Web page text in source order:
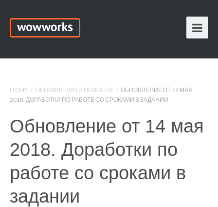
HOME / ОБНОВЛЕНИЯ И НОВОСТИ / ОБНОВЛЕНИЕ ОТ 14 МАЯ
2018. ДОРАБОТКИ ПО РАБОТЕ СО СРОКАМИ В ЗАДАНИИ
Обновление от 14 мая
2018. Доработки по
работе со сроками в
задании